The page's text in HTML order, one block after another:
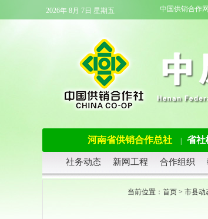
2026年 8月 7日 星期五 中国供销合作网
河南省供销合作总社 省社
社务动态 新网工程 合作组织
当前位置： 首页 > 市县动